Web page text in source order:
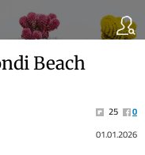
Beach
25
0
01.01.2026